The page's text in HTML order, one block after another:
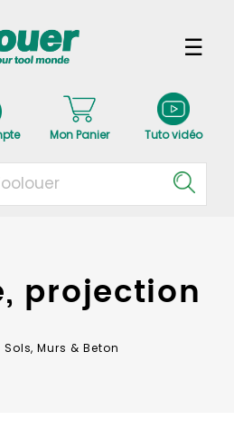
Mon Panier Tuto vidéo
projection
Sols, Murs & Beton